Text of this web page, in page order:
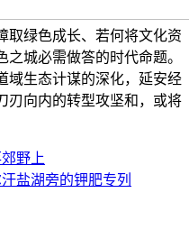
取绿色成长、若何将文化资
城必需做答的时代命题。
域生态计谋的深化，延安经
刃向内的转型攻坚和，或将
野上
盐湖旁的钾肥专列